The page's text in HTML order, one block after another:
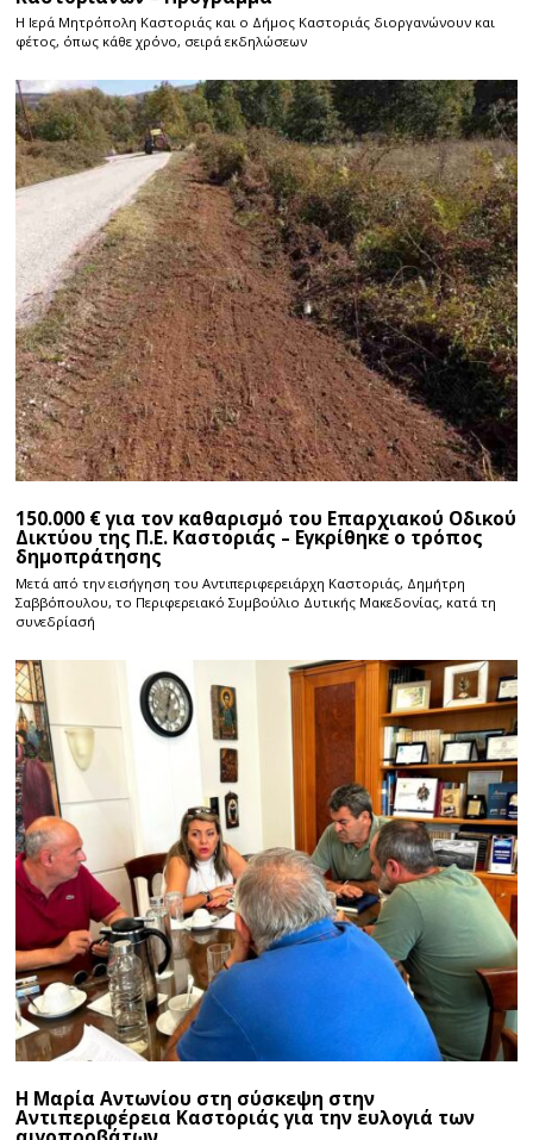
Η Ιερά Μητρόπολη Καστοριάς και ο Δήμος Καστοριάς διοργανώνουν και
φέτος, όπως κάθε χρόνο, σειρά εκδηλώσεων
150.000 € για τον καθαρισμό του Επαρχιακού Οδικού
Δικτύου της Π.Ε. Καστοριάς – Εγκρίθηκε ο τρόπος
δημοπράτησης
Μετά από την εισήγηση του Αντιπεριφερειάρχη Καστοριάς, Δημήτρη
Σαββόπουλου, το Περιφερειακό Συμβούλιο Δυτικής Μακεδονίας, κατά τη
συνεδρίασή
Η Μαρία Αντωνίου στη σύσκεψη στην
Αντιπεριφέρεια Καστοριάς για την ευλογιά των